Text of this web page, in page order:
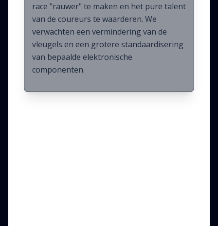
race "rauwer" te maken en het pure talent
van de coureurs te waarderen. We
verwachten een vermindering van de
vleugels en een grotere standaardisering
van bepaalde elektronische
componenten.